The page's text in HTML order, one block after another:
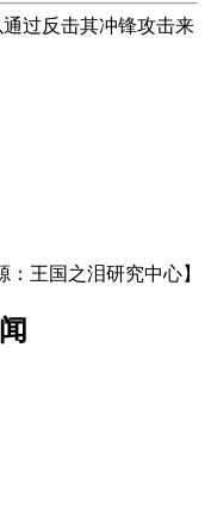
过反击其冲锋攻击来
：王国之泪研究中心】